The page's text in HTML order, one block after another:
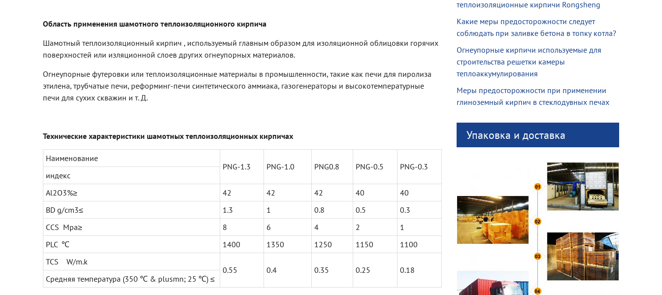
Область применения шамотного теплоизоляционного кирпича
Шамотный теплоизоляционный кирпич , используемый главным образом для изоляционной облицовки горячих
поверхностей или изляционной слоев других огнеупорных материалов.
Огнеупорные футеровки или теплоизоляционные материалы в промышленности, такие как печи для пиролиза
этилена, трубчатые печи, реформинг-печи синтетического аммиака, газогенераторы и высокотемпературные
печи для сухих скважин и т. Д.
Технические характеристики шамотных теплоизоляционных кирпичах
Наименование
PNG-1.3
PNG-1.0 PNG0.8 PNG-0.5
PNG-0.3
индекс
Al2O3%≥
42 42 42 40
40
BD g/cm3≤
1.3 1 0.8 0.5
0.3
CCS Mpa≥
8 6 4 2
1
PLC ℃
1400 1350 1250 1150
1100
TCS W/m.k
0.55
0.4 0.35 0.25
0.18
Средняя температура (350 ℃ & plusmn; 25 ℃) ≤
теплоизоляционные кирпичи Rongsheng
Какие меры предосторожности следует
соблюдать при заливке бетона в топку котла?
Огнеупорные кирпичи используемые для
строительства решетки камеры
теплоаккумулирования
Меры предосторожности при применении
глиноземный кирпич в стеклодувных печах
Упаковка и доставка